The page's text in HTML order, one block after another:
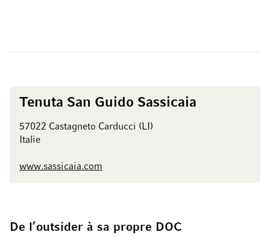
Tenuta San Guido Sassicaia
57022 Castagneto Carducci (LI)
Italie
www.sassicaia.com
De l’outsider à sa propre DOC